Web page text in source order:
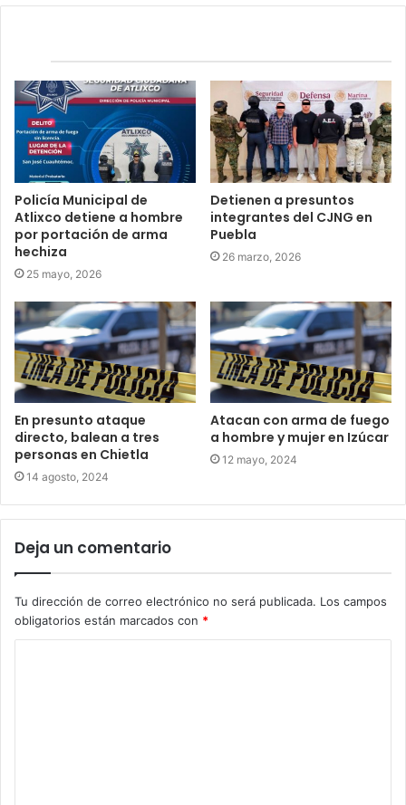
Policía Municipal de
Atlixco detiene a hombre
por portación de arma
hechiza
25 mayo, 2026
Detienen a presuntos
integrantes del CJNG en
Puebla
26 marzo, 2026
En presunto ataque
directo, balean a tres
personas en Chietla
14 agosto, 2024
Atacan con arma de fuego
a hombre y mujer en Izúcar
12 mayo, 2024
Deja un comentario
Tu dirección de correo electrónico no será publicada. Los campos
obligatorios están marcados con *